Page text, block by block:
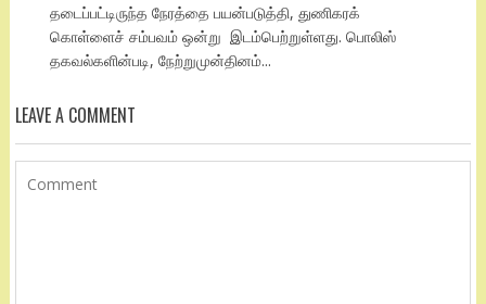
தடைப்பட்டிருந்த நேரத்தை பயன்படுத்தி, துணிகரக்
கொள்ளைச் சம்பவம் ஒன்று இடம்பெற்றுள்ளது. பொலிஸ்
தகவல்களின்படி, நேற்றுமுன்தினம்...
LEAVE A COMMENT